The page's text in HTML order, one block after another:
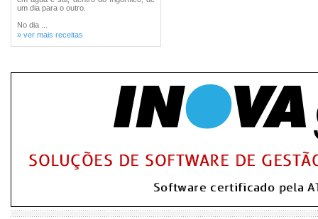
um dia para o outro.
No dia ...
» ver mais receitas